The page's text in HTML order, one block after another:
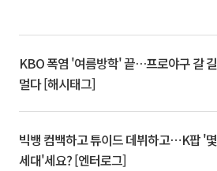
KBO 폭염 '여름방학' 끝…프로야구 갈 길
멀다 [해시태그]
빅뱅 컴백하고 튜이드 데뷔하고⋯K팝 '몇
세대'세요? [엔터로그]